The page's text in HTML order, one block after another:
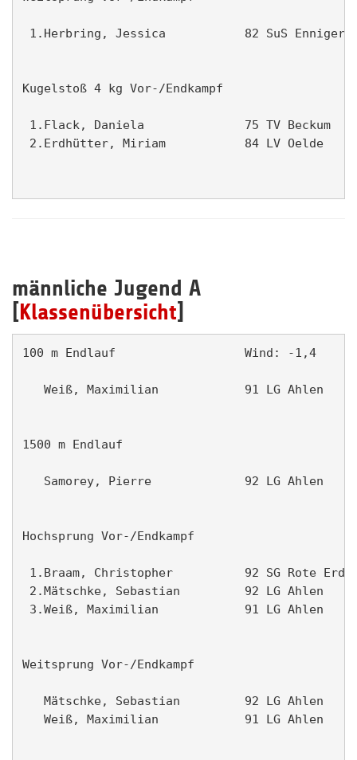
1.Herbring, Jessica           82 SuS
Kugelstoß 4 kg Vor-/Endkampf
1.Flack, Daniela              75 TV
2.Erdhütter, Miriam           84 LV
männliche Jugend A
[Klassenübersicht]
100 m Endlauf                  Wind: -1,4
Weiß, Maximilian            91 LG Ahlen
1500 m Endlauf
Samorey, Pierre             92 LG Ahlen
Hochsprung Vor-/Endkampf
1.Braam, Christopher          92 SG Rote
2.Mätschke, Sebastian         92 LG
3.Weiß, Maximilian            91 LG
Weitsprung Vor-/Endkampf
Mätschke, Sebastian         92 LG
Weiß, Maximilian            91 LG